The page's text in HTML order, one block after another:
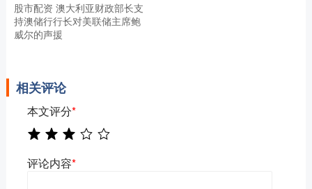
股市配资 澳大利亚财政部长支
持澳储行行长对美联储主席鲍
威尔的声援
相关评论
本文评分*
评论内容*